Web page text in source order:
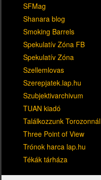
SFMag
Shanara blog
Smoking Barrels
Spekulatív Zóna FB
Spekulatív Zóna
Szellemlovas
Szerepjatek.lap.hu
Szubjektivarchivum
TUAN kiadó
Találkozzunk Torozonnál
Three Point of View
Trónok harca lap.hu
Tékák tárháza